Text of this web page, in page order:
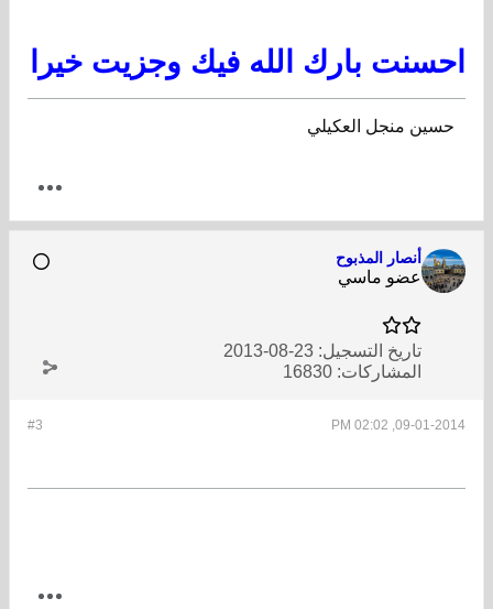
احسنت بارك الله فيك وجزيت خيرا
حسين منجل العكيلي
أنصار المذبوح
عضو ماسي
تاريخ التسجيل: 23-08-2013
المشاركات: 16830
#3 09-01-2014, 02:02 PM